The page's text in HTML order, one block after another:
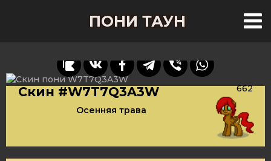
ПОНИ ТАУН
Скин #W7T7Q3A3W
662
Осенняя трава